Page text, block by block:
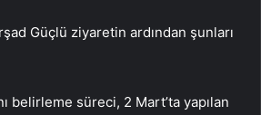
Güçlü ziyaretin ardından şunları
belirleme süreci, 2 Mart’ta yapılan